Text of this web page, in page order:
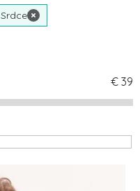
Srdce ×
€ 39